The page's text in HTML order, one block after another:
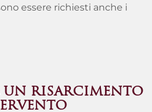
essere richiesti anche i
UN RISARCIMENTO